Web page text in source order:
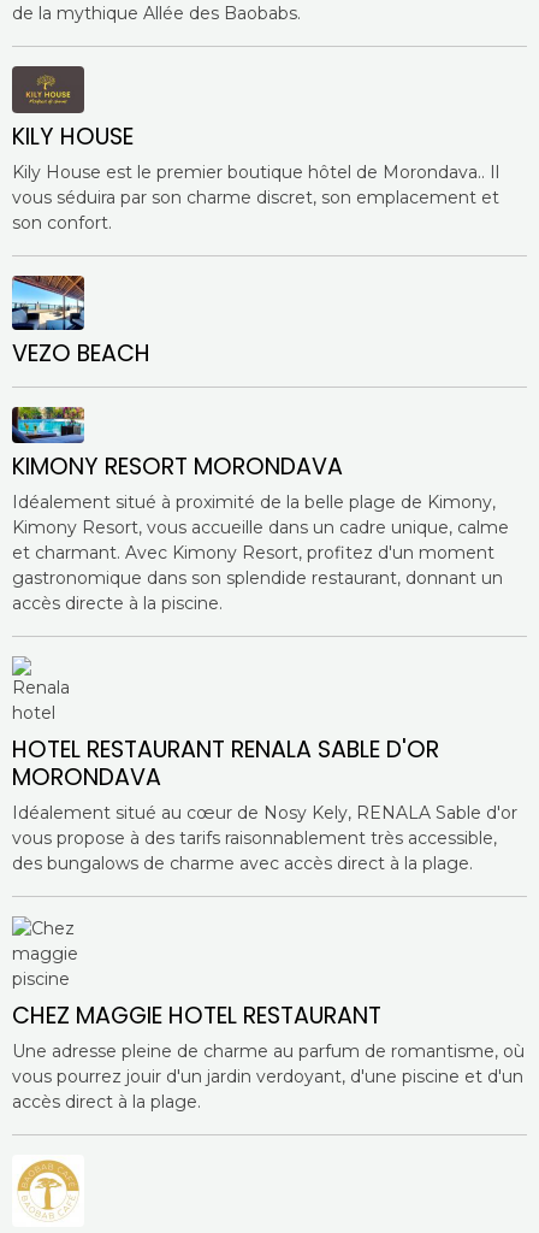
de la mythique Allée des Baobabs.
KILY HOUSE
Kily House est le premier boutique hôtel de Morondava.. Il
vous séduira par son charme discret, son emplacement et
son confort.
VEZO BEACH
KIMONY RESORT MORONDAVA
Idéalement situé à proximité de la belle plage de Kimony,
Kimony Resort, vous accueille dans un cadre unique, calme
et charmant. Avec Kimony Resort, profitez d'un moment
gastronomique dans son splendide restaurant, donnant un
accès directe à la piscine.
HOTEL RESTAURANT RENALA SABLE D'OR
MORONDAVA
Idéalement situé au cœur de Nosy Kely, RENALA Sable d'or
vous propose à des tarifs raisonnablement très accessible,
des bungalows de charme avec accès direct à la plage.
CHEZ MAGGIE HOTEL RESTAURANT
Une adresse pleine de charme au parfum de romantisme, où
vous pourrez jouir d'un jardin verdoyant, d'une piscine et d'un
accès direct à la plage.